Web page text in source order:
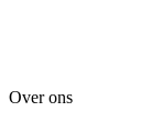
Over ons